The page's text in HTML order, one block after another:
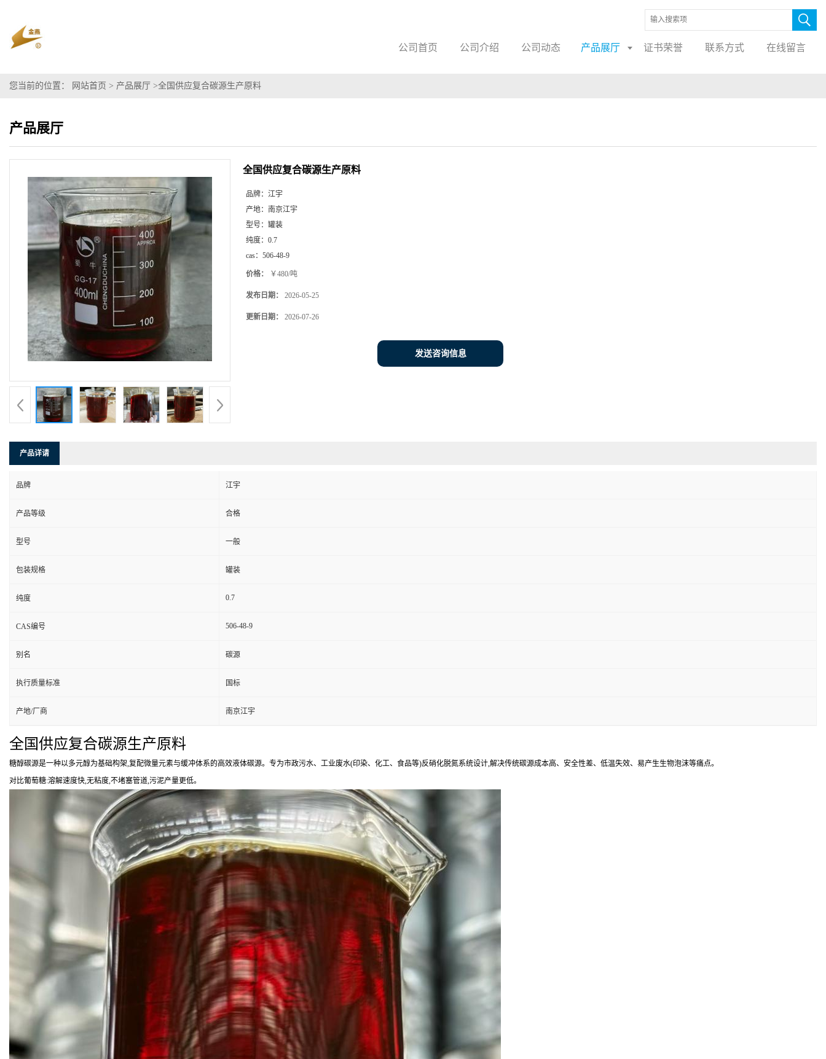
公司首页 公司介绍 公司动态 产品展厅 证书荣誉 联系方式 在线留言
您当前的位置： 网站首页 > 产品展厅 >全国供应复合碳源生产原料
产品展厅
全国供应复合碳源生产原料
品牌： 江宇
产地： 南京江宇
型号： 罐装
纯度： 0.7
cas： 506-48-9
价格： ￥480/吨
发布日期： 2026-05-25
更新日期： 2026-07-26
发送咨询信息
产品详请
品牌 江宇
产品等级 合格
型号 一般
包装规格 罐装
纯度 0.7
CAS编号 506-48-9
别名 碳源
执行质量标准 国标
产地/厂商 南京江宇
全国供应复合碳源生产原料
糖醇碳源是一种以多元醇为基础构架,复配微量元素与缓冲体系的高效液体碳源。专为市政污水、工业废水(印染、化工、食品等)反硝化脱氮系统设计,解决传统碳源成本高、安全性差、低温失效、易产生生物泡沫等痛点。
对比葡萄糖:溶解速度快,无粘度,不堵塞管道,污泥产量更低。